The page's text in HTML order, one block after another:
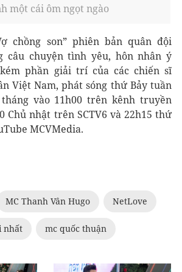
một cái ôm ngọt ngào
chồng son” phiên bản quân đội
câu chuyện tình yêu, hôn nhân ý
phần giải trí của các chiến sĩ
Việt Nam, phát sóng thứ Bảy tuần
vào 11h00 trên kênh truyền
Chủ nhật trên SCTV6 và 22h15 thứ
MCVMedia.
MC Thanh Vân Hugo NetLove
nhất mc quốc thuận